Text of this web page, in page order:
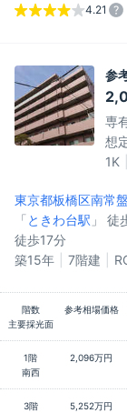
4.21
参
専
想
1K
東京都板橋区南常
「ときわ台駅 」 徒
徒歩17分
築15年
7階建
階数 参考相場価格
主要採光面
1階 2,096万円
南西
3階 5,252万円